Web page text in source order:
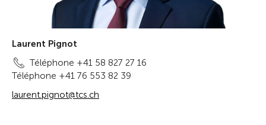
Laurent Pignot
Téléphone +41 58 827 27 16
Téléphone +41 76 553 82 39
laurent.pignot@tcs.ch